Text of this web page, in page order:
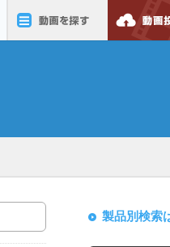
製品別検索